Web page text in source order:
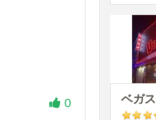
0 ベガス